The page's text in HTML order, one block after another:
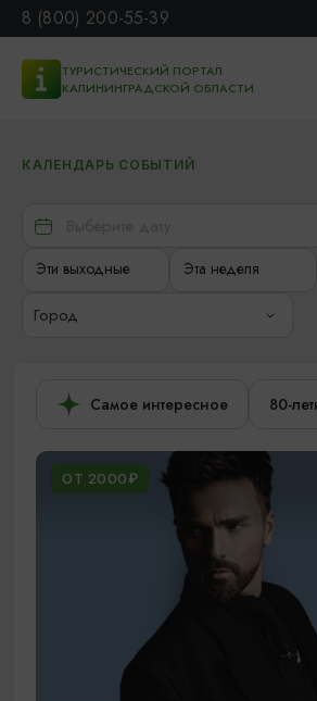
8 (800) 200-55-39
ТУРИСТИЧЕСКИЙ ПОРТАЛ
КАЛИНИНГРАДСКОЙ ОБЛАСТИ
КАЛЕНДАРЬ СОБЫТИЙ
Эти выходные Эта неделя
Город
Самое интересное 80-
ОТ 2000₽